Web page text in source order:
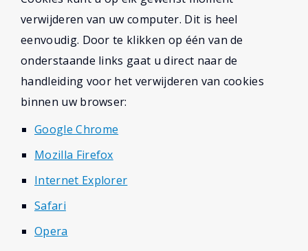
verwijderen van uw computer. Dit is heel
eenvoudig. Door te klikken op één van de
onderstaande links gaat u direct naar de
handleiding voor het verwijderen van cookies
binnen uw browser:
Google Chrome
Mozilla Firefox
Internet Explorer
Safari
Opera